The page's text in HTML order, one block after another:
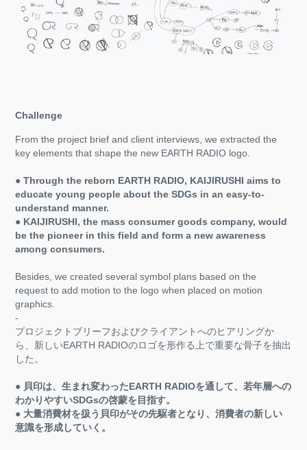
Challenge
From the project brief and client interviews, we extracted the
key elements that shape the new EARTH RADIO logo.
● Through the reborn EARTH RADIO, KAIJIRUSHI aims to
educate young people about the SDGs in an easy-to-
understand manner.
● KAIJIRUSHI, the mass consumer goods company, would
be the pioneer in this field and form a new awareness
among consumers.
Besides, we created several symbol plans based on the
request to add motion to the logo when placed on motion
graphics.
-
プロジェクトブリーフおよびクライアントへのヒアリングか
ら、新しいEARTH RADIOのロゴを形作る上で重要な骨子を抽出
した。
● 貝印は、生まれ変わったEARTH RADIOを通して、若年層への
わかりやすいSDGsの啓蒙を目指す。
● 大量消費材を扱う貝印がその先駆者となり、消費者の新しい
意識を形成していく。